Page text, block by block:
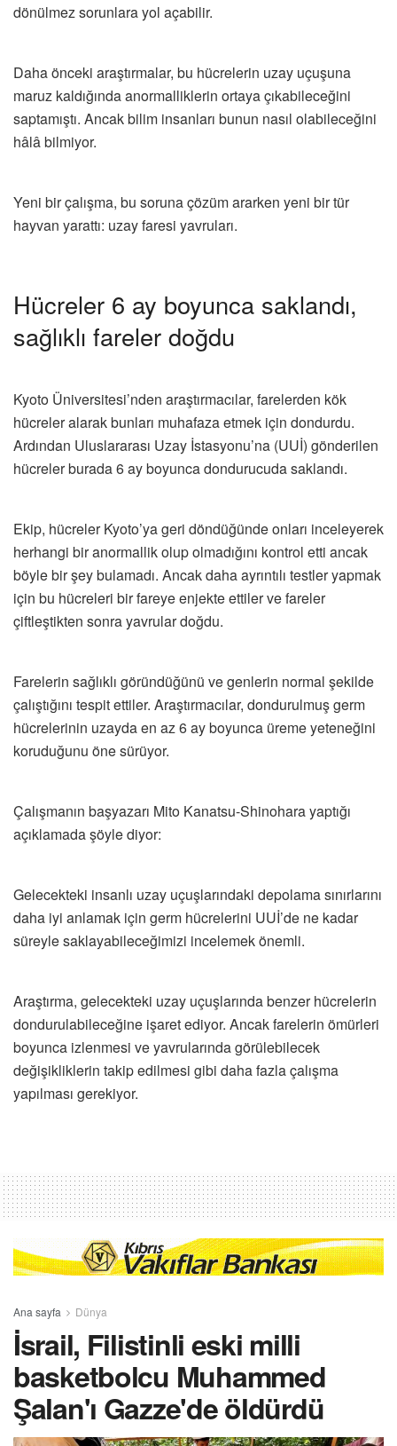
dönülmez sorunlara yol açabilir.
Daha önceki araştırmalar, bu hücrelerin uzay uçuşuna
maruz kaldığında anormalliklerin ortaya çıkabileceğini
saptamıştı. Ancak bilim insanları bunun nasıl olabileceğini
hâlâ bilmiyor.
Yeni bir çalışma, bu soruna çözüm ararken yeni bir tür
hayvan yarattı: uzay faresi yavruları.
Hücreler 6 ay boyunca saklandı,
sağlıklı fareler doğdu
Kyoto Üniversitesi’nden araştırmacılar, farelerden kök
hücreler alarak bunları muhafaza etmek için dondurdu.
Ardından Uluslararası Uzay İstasyonu’na (UUİ) gönderilen
hücreler burada 6 ay boyunca dondurucuda saklandı.
Ekip, hücreler Kyoto’ya geri döndüğünde onları inceleyerek
herhangi bir anormallik olup olmadığını kontrol etti ancak
böyle bir şey bulamadı. Ancak daha ayrıntılı testler yapmak
için bu hücreleri bir fareye enjekte ettiler ve fareler
çiftleştikten sonra yavrular doğdu.
Farelerin sağlıklı göründüğünü ve genlerin normal şekilde
çalıştığını tespit ettiler. Araştırmacılar, dondurulmuş germ
hücrelerinin uzayda en az 6 ay boyunca üreme yeteneğini
koruduğunu öne sürüyor.
Çalışmanın başyazarı Mito Kanatsu-Shinohara yaptığı
açıklamada şöyle diyor:
Gelecekteki insanlı uzay uçuşlarındaki depolama sınırlarını
daha iyi anlamak için germ hücrelerini UUİ’de ne kadar
süreyle saklayabileceğimizi incelemek önemli.
Araştırma, gelecekteki uzay uçuşlarında benzer hücrelerin
dondurulabileceğine işaret ediyor. Ancak farelerin ömürleri
boyunca izlenmesi ve yavrularında görülebilecek
değişikliklerin takip edilmesi gibi daha fazla çalışma
yapılması gerekiyor.
Ana sayfa Dünya
İsrail, Filistinli eski milli
basketbolcu Muhammed
Şalan'ı Gazze'de öldürdü